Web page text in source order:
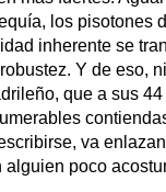
los pisotones
inherente se
Y de eso,
que a sus
va
poco